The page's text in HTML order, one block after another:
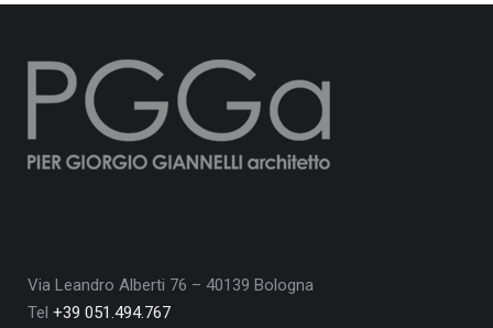
Via Leandro Alberti 76 – 40139 Bologna
Tel +39 051.494.767